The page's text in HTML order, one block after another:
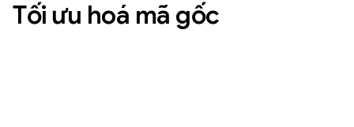
Tối ưu hoá mã gốc